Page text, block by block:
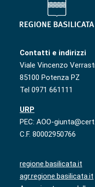
Contatti e indirizzi
Viale Vincenzo
85100 Potenza PZ
Tel 0971 661111
URP
PEC: AOO-
C.F. 80002950766
regione.basilicata.it
agr.regione.basilicata.it